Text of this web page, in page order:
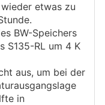
etwas zu
BW-Speichers
S135-RL um 4 K
aus, um bei der
in